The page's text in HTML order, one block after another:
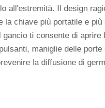
Il design
chiave più portatile e
ti consente di
maniglie delle
la diffusione di